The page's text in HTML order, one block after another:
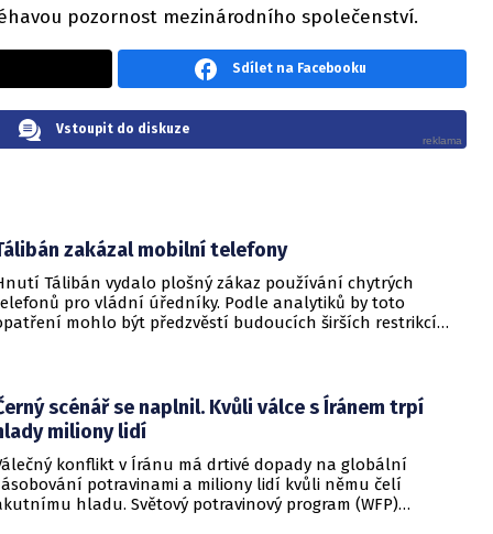
pozornost mezinárodního společenství.
Sdílet na Facebooku
Vstoupit do diskuze
zakázal mobilní telefony
Tálibán vydalo plošný zákaz používání chytrých
pro vládní úředníky. Podle analytiků by toto
mohlo být předzvěstí budoucích širších restrikcí
i řadovým úředníkům, mudžáhidům i
personálu.
scénář se naplnil. Kvůli válce s Íránem trpí
miliony lidí
konflikt v Íránu má drtivé dopady na globální
potravinami a miliony lidí kvůli němu čelí
hladu. Světový potravinový program (WFP)